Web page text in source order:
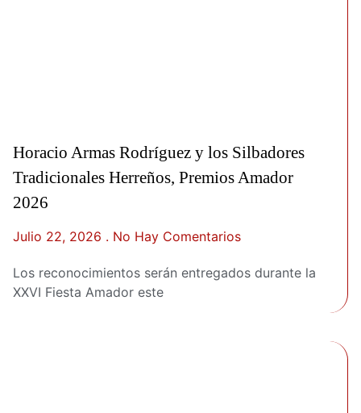
Horacio Armas Rodríguez y los Silbadores
Tradicionales Herreños, Premios Amador
2026
Julio 22, 2026 No Hay Comentarios
Los reconocimientos serán entregados durante la
XXVI Fiesta Amador este